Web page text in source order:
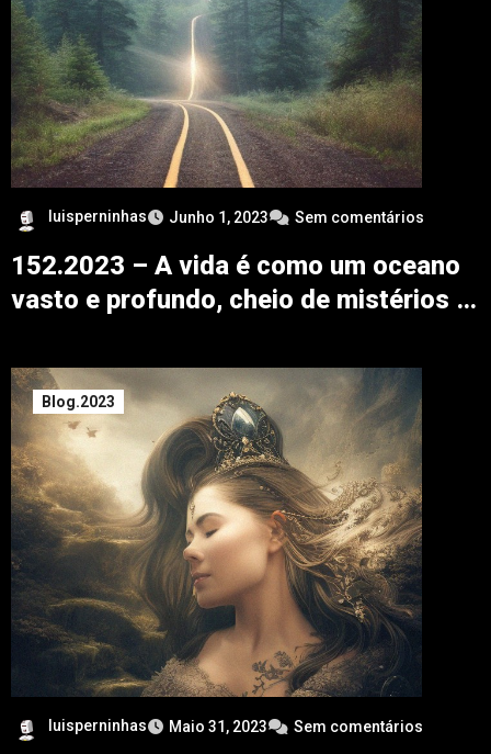
luisperninhas Junho 1, 2023 Sem comentários
152.2023 – A vida é como um oceano
vasto e profundo, cheio de mistérios …
Blog.2023
luisperninhas Maio 31, 2023 Sem comentários